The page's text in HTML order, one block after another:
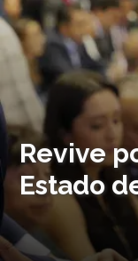
Revive
Estado